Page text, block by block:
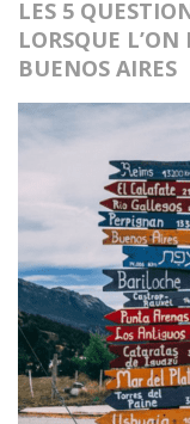
LES 5
LORSQUE L’ON
BUENOS AIRES